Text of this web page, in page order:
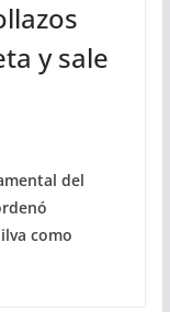
y sale
del
como